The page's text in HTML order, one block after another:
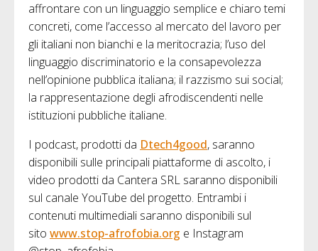
affrontare con un linguaggio semplice e chiaro temi
concreti, come l’accesso al mercato del lavoro per
gli italiani non bianchi e la meritocrazia; l’uso del
linguaggio discriminatorio e la consapevolezza
nell’opinione pubblica italiana; il razzismo sui social;
la rappresentazione degli afrodiscendenti nelle
istituzioni pubbliche italiane.
I podcast, prodotti da Dtech4good, saranno
disponibili sulle principali piattaforme di ascolto, i
video prodotti da Cantera SRL saranno disponibili
sul canale YouTube del progetto. Entrambi i
contenuti multimediali saranno disponibili sul
sito www.stop-afrofobia.org e Instagram